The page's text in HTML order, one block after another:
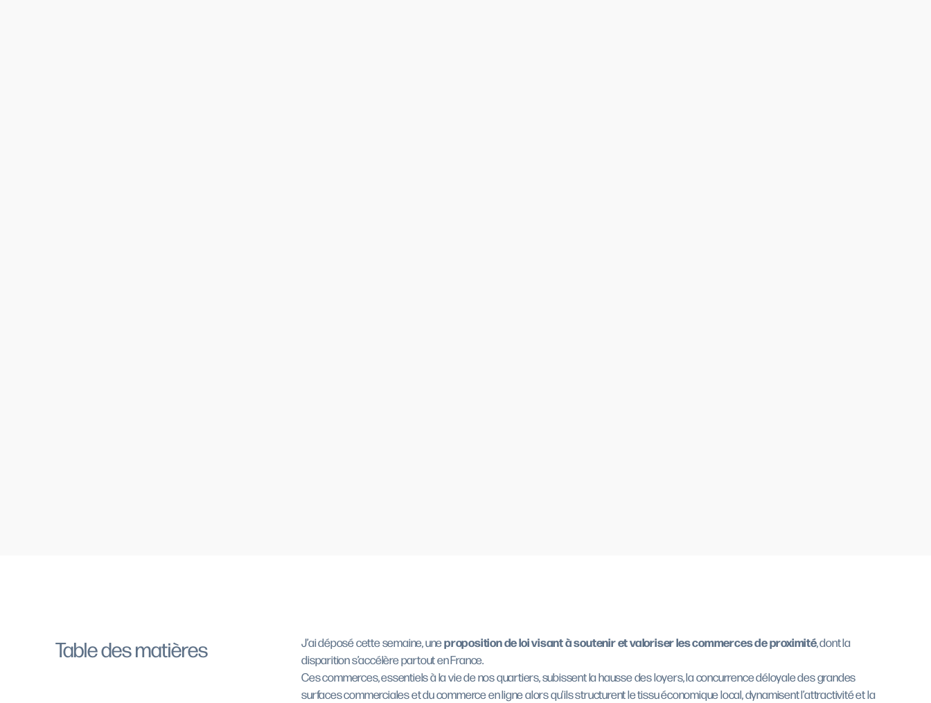
Table des matières J’ai déposé cette semaine, uneproposition de loi visant à soutenir et valoriser les commerces de proximité, dont la
disparition s’accélère partout en France.
Ces commerces, essentiels à la vie de nos quartiers, subissent la hausse des loyers, la concurrence déloyale des grandes
surfaces commerciales et du commerce en ligne alors qu’ils structurent le tissu économique local, dynamisent l’attractivité et la